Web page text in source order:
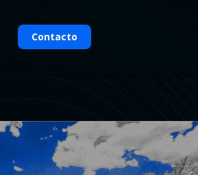
Contacto